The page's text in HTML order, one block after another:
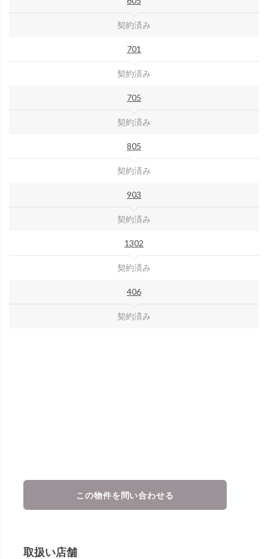
契約済み
701
契約済み
705
契約済み
805
契約済み
903
契約済み
1302
契約済み
406
契約済み
この物件を問い合わせる
取扱い店舗